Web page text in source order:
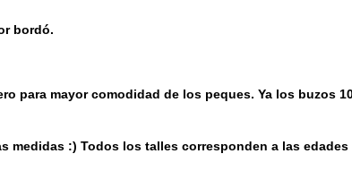
bordó.
para mayor comodidad de los peques. Ya los buzos
medidas :) Todos los talles corresponden a las edades